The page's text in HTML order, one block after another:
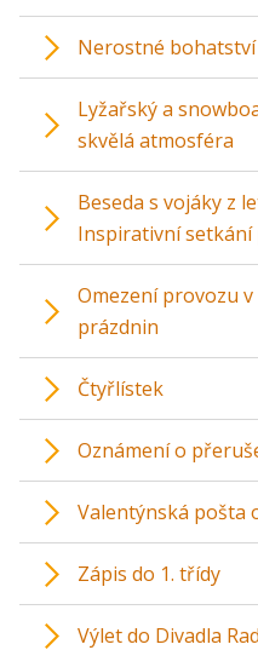
Nerostné bohatství
Lyžařský a
skvělá atmosféra
Beseda s vojáky z
Inspirativní setkání
Omezení provozu
prázdnin
Čtyřlístek
Oznámení o
Valentýnská pošta
Zápis do 1. třídy
Výlet do Divadla